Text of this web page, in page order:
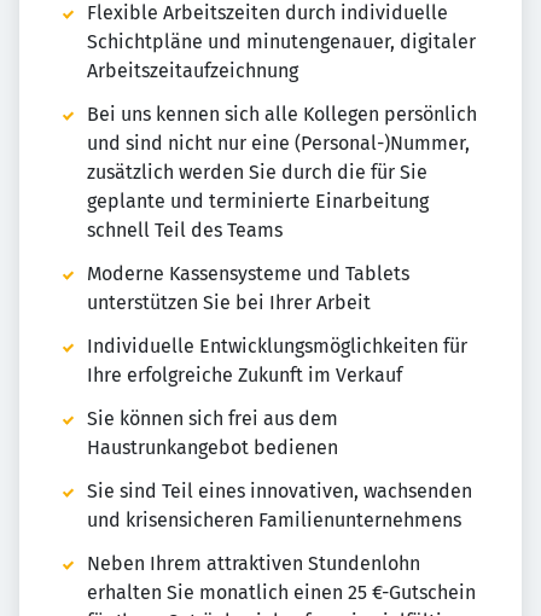
Flexible Arbeitszeiten durch individuelle
Schichtpläne und minutengenauer, digitaler
Arbeitszeitaufzeichnung
Bei uns kennen sich alle Kollegen persönlich
und sind nicht nur eine (Personal-)Nummer,
zusätzlich werden Sie durch die für Sie
geplante und terminierte Einarbeitung
schnell Teil des Teams
Moderne Kassensysteme und Tablets
unterstützen Sie bei Ihrer Arbeit
Individuelle Entwicklungsmöglichkeiten für
Ihre erfolgreiche Zukunft im Verkauf
Sie können sich frei aus dem
Haustrunkangebot bedienen
Sie sind Teil eines innovativen, wachsenden
und krisensicheren Familienunternehmens
Neben Ihrem attraktiven Stundenlohn
erhalten Sie monatlich einen 25 €-Gutschein